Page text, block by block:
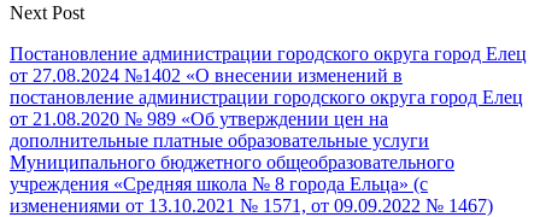
Next Post
Постановление администрации городского округа город Елец
от 27.08.2024 №1402 «О внесении изменений в
постановление администрации городского округа город Елец
от 21.08.2020 № 989 «Об утверждении цен на
дополнительные платные образовательные услуги
Муниципального бюджетного общеобразовательного
учреждения «Средняя школа № 8 города Ельца» (с
изменениями от 13.10.2021 № 1571, от 09.09.2022 № 1467)